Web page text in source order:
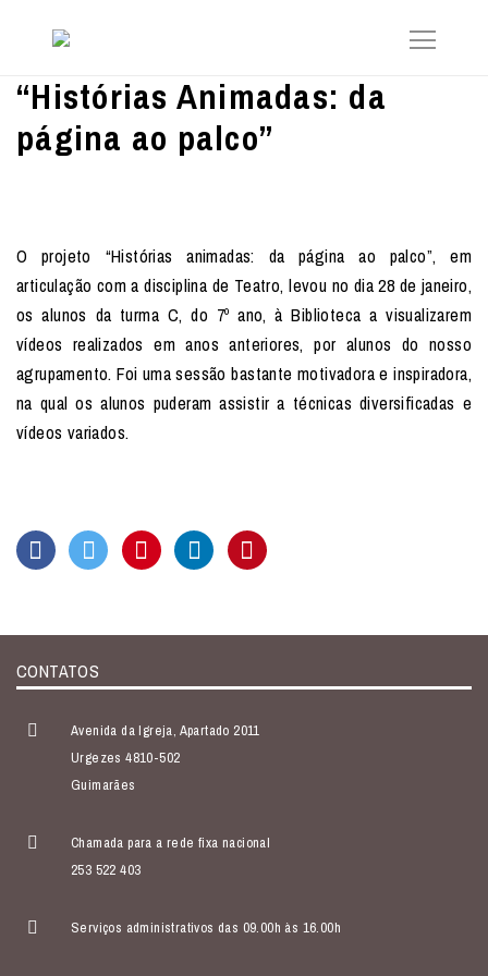
“Histórias Animadas: da
página ao palco”
O projeto “Histórias animadas: da página ao palco”, em
articulação com a disciplina de Teatro, levou no dia 28 de janeiro,
os alunos da turma C, do 7º ano, à Biblioteca a visualizarem
vídeos realizados em anos anteriores, por alunos do nosso
agrupamento. Foi uma sessão bastante motivadora e inspiradora,
na qual os alunos puderam assistir a técnicas diversificadas e
vídeos variados.
CONTATOS
Avenida da Igreja, Apartado 2011
Urgezes 4810-502
Guimarães
Chamada para a rede fixa nacional
253 522 403
Serviços administrativos das 09.00h às 16.00h